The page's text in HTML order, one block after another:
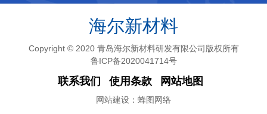
Copyright © 2020 青岛海尔新材料研发有限公司版权所有
鲁ICP备2020041714号
联系我们 使用条款 网站地图
网站建设： 蜂图网络